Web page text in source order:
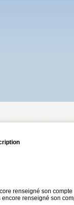
renseigné son compte
encore renseigné son